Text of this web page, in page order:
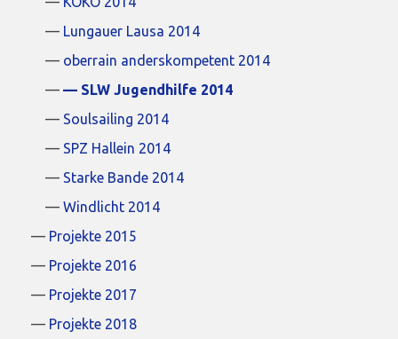
Lungauer Lausa 2014
oberrain anderskompetent 2014
SLW Jugendhilfe 2014
Soulsailing 2014
SPZ Hallein 2014
Starke Bande 2014
Windlicht 2014
Projekte 2015
Projekte 2016
Projekte 2017
Projekte 2018